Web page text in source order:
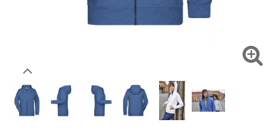
Sie möchten gerne für Ihren privaten Bedarf
